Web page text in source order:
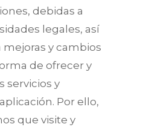
debidas a
legales, así
y cambios
de ofrecer y
servicios y
Por ello,
que visite y